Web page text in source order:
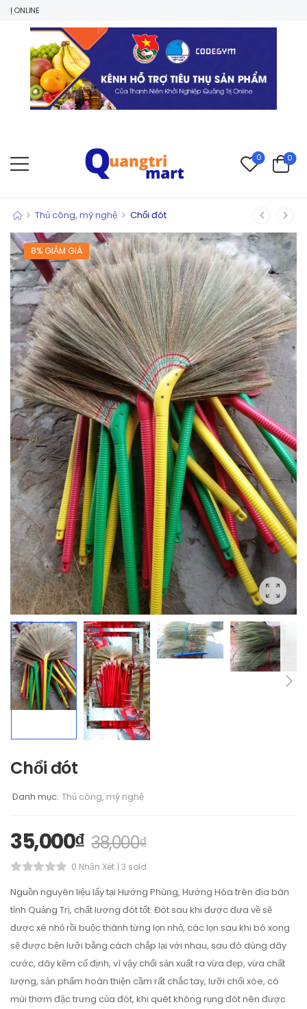
0 0
> Thủ công, mỹ nghệ > Chổi đót
8% GIẢM GIÁ
Chổi đót
Danh mục: Thủ công, mỹ nghệ
35,000₫ 38,000₫
0 Nhận Xét 3 sold
Nguồn nguyên liệu lấy tại Hướng Phùng, Hướng Hóa trên địa bàn
tỉnh Quảng Trị, chất lượng đót tốt. Đót sau khi được đưa về sẽ
được xé nhỏ rồi buộc thành từng lọn nhỏ, các lọn sau khi bó xong
sẽ được bện lưỡi bằng cách chắp lại với nhau, sau đó dùng dây
cước, dây kẽm cố định, vì vậy chổi sản xuất ra vừa đẹp, vừa chất
lượng, sản phẩm hoàn thiện cầm rất chắc tay, lưỡi chổi xòe, có
mùi thơm đặc trưng của đót, khi quét không rụng đót nên được